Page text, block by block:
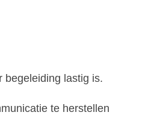
begeleiding lastig is.
te herstellen